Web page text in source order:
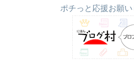
ポチっと応援お願い